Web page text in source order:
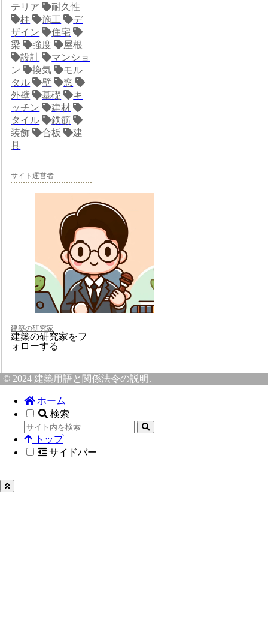
テリア
耐久性
柱
施工
デ
ザイン
住宅
梁
強度
屋根
設計
マンショ
ン
換気
モル
タル
壁
窓
外壁
基礎
キ
ッチン
建材
タイル
鉄筋
装飾
合板
建
具
サイト運営者
建築の研究家
建築の研究家をフ
ォローする
© 2024 建築用語と関係法令の説明.
ホーム
検索
トップ
サイドバー